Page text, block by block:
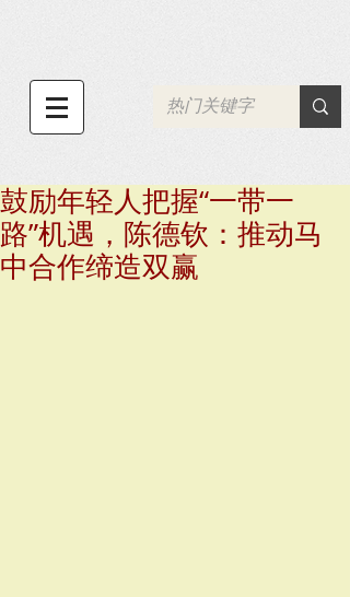
鼓励年轻人把握“一带一
路”机遇，陈德钦：推动马
中合作缔造双赢